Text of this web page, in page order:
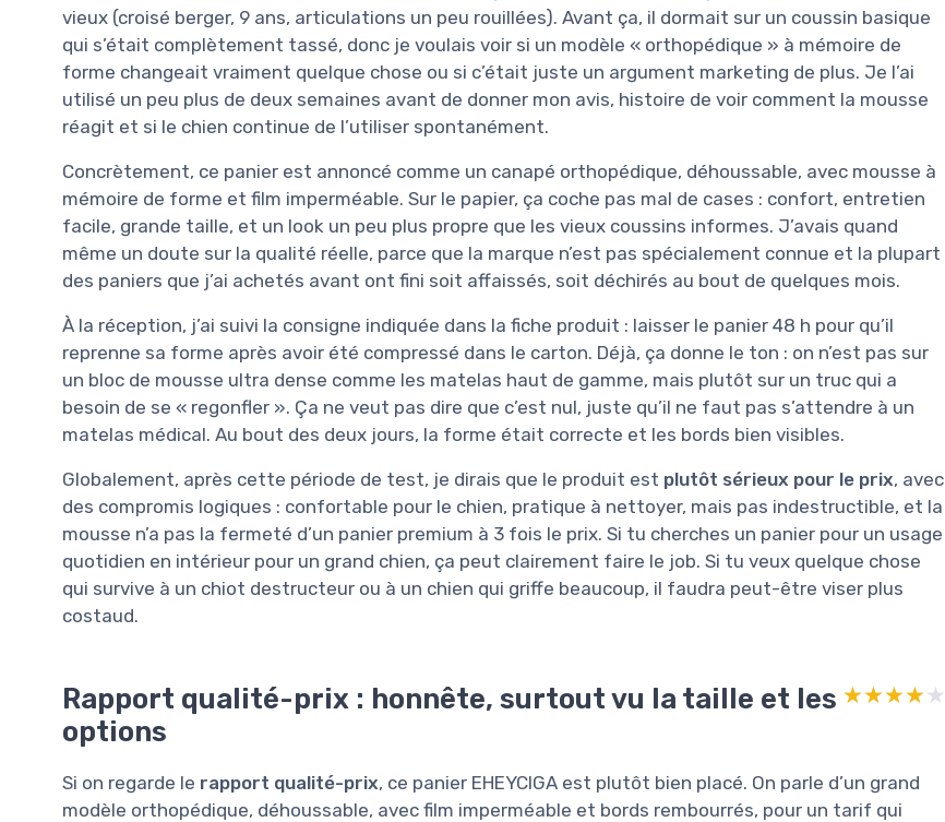
vieux (croisé berger, 9 ans, articulations un peu rouillées). Avant ça, il dormait sur un coussin basique
qui s’était complètement tassé, donc je voulais voir si un modèle « orthopédique » à mémoire de
forme changeait vraiment quelque chose ou si c’était juste un argument marketing de plus. Je l’ai
utilisé un peu plus de deux semaines avant de donner mon avis, histoire de voir comment la mousse
réagit et si le chien continue de l’utiliser spontanément.
Concrètement, ce panier est annoncé comme un canapé orthopédique, déhoussable, avec mousse à
mémoire de forme et film imperméable. Sur le papier, ça coche pas mal de cases : confort, entretien
facile, grande taille, et un look un peu plus propre que les vieux coussins informes. J’avais quand
même un doute sur la qualité réelle, parce que la marque n’est pas spécialement connue et la plupart
des paniers que j’ai achetés avant ont fini soit affaissés, soit déchirés au bout de quelques mois.
À la réception, j’ai suivi la consigne indiquée dans la fiche produit : laisser le panier 48 h pour qu’il
reprenne sa forme après avoir été compressé dans le carton. Déjà, ça donne le ton : on n’est pas sur
un bloc de mousse ultra dense comme les matelas haut de gamme, mais plutôt sur un truc qui a
besoin de se « regonfler ». Ça ne veut pas dire que c’est nul, juste qu’il ne faut pas s’attendre à un
matelas médical. Au bout des deux jours, la forme était correcte et les bords bien visibles.
Globalement, après cette période de test, je dirais que le produit est plutôt sérieux pour le prix, avec
des compromis logiques : confortable pour le chien, pratique à nettoyer, mais pas indestructible, et la
mousse n’a pas la fermeté d’un panier premium à 3 fois le prix. Si tu cherches un panier pour un usage
quotidien en intérieur pour un grand chien, ça peut clairement faire le job. Si tu veux quelque chose
qui survive à un chiot destructeur ou à un chien qui griffe beaucoup, il faudra peut-être viser plus
costaud.
Rapport qualité-prix : honnête, surtout vu la taille et les
options
★★★★★
★★★★★
Si on regarde le rapport qualité-prix, ce panier EHEYCIGA est plutôt bien placé. On parle d’un grand
modèle orthopédique, déhoussable, avec film imperméable et bords rembourrés, pour un tarif qui